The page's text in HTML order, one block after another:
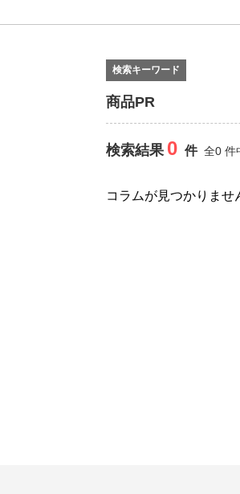
検索キーワード
商品PR
検索結果 0 件 全0 件
コラムが見つかりませ